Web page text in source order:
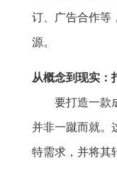
订、广告合作等
源。
从概念到现实：
要打造一款
并非一蹴而就。
特需求，并将其